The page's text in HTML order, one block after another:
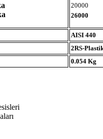
20000
26000
AISI 440
2RS-
0.054 Kg